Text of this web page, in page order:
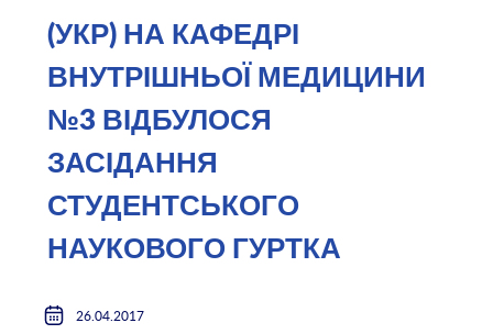
(УКР) НА КАФЕДРІ
ВНУТРІШНЬОЇ МЕДИЦИНИ
№3 ВІДБУЛОСЯ
ЗАСІДАННЯ
СТУДЕНТСЬКОГО
НАУКОВОГО ГУРТКА
26.04.2017